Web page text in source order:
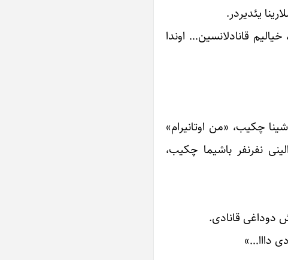
یئدیردر.
قانادلانسین… اوندا
چکیب، «من اوتانیرام»
نفرنفر باشیما چکیب،
دوداغی قانادی.
دااا…»